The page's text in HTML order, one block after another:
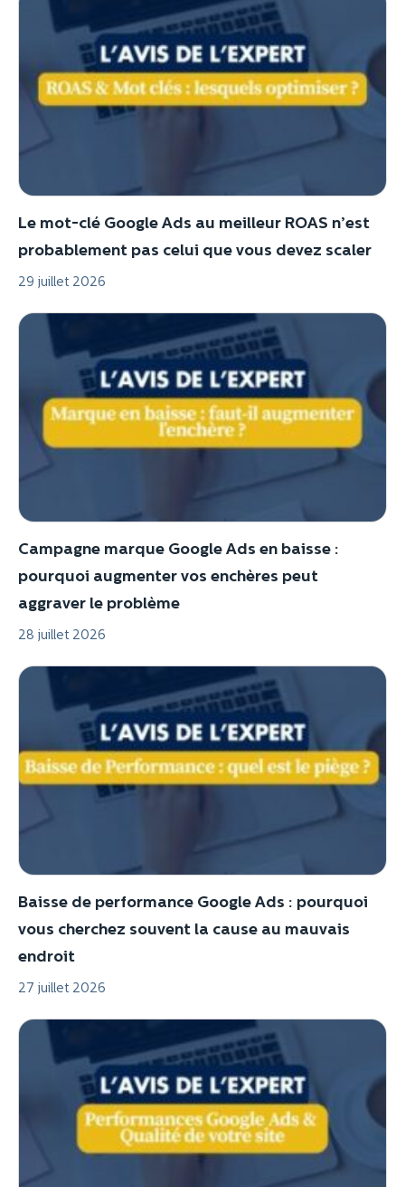
Le mot-clé Google Ads au meilleur ROAS n’est
probablement pas celui que vous devez scaler
29 juillet 2026
Campagne marque Google Ads en baisse :
pourquoi augmenter vos enchères peut
aggraver le problème
28 juillet 2026
Baisse de performance Google Ads : pourquoi
vous cherchez souvent la cause au mauvais
endroit
27 juillet 2026